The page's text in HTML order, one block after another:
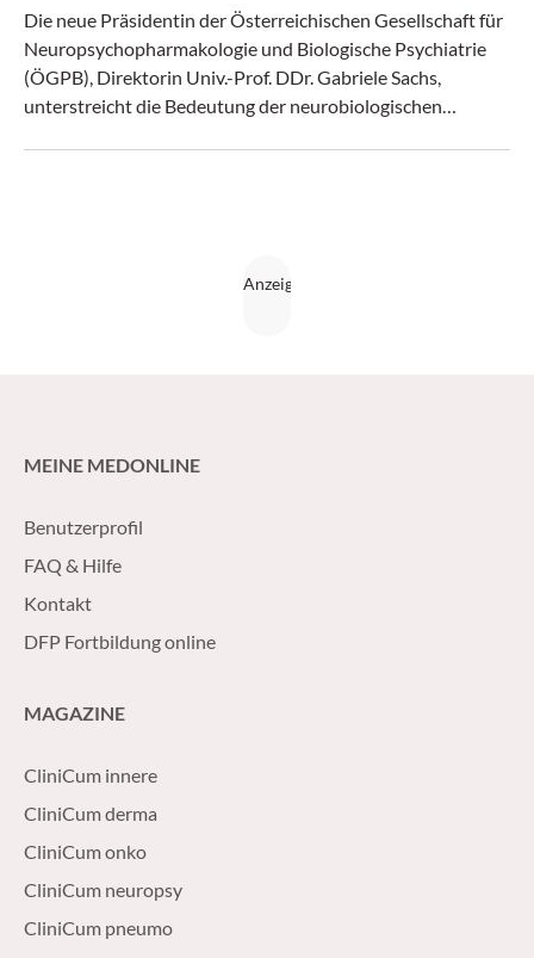
Die neue Präsidentin der Österreichischen Gesellschaft für
Neuropsychopharmakologie und Biologische Psychiatrie
(ÖGPB), Direktorin Univ.-Prof. DDr. Gabriele Sachs,
unterstreicht die Bedeutung der neurobiologischen
MEINE MEDONLINE
Benutzerprofil
FAQ & Hilfe
Kontakt
DFP Fortbildung online
MAGAZINE
CliniCum innere
CliniCum derma
CliniCum onko
CliniCum neuropsy
CliniCum pneumo